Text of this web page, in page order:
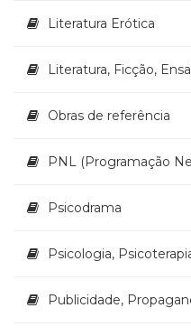
(1)
Prática
Literatura Erótica
Literatura, Ficção,
Obras de referência
PNL (Programação
Psicodrama
Psicologia,
Publicidade,